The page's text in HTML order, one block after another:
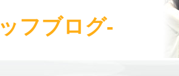
フブログ-